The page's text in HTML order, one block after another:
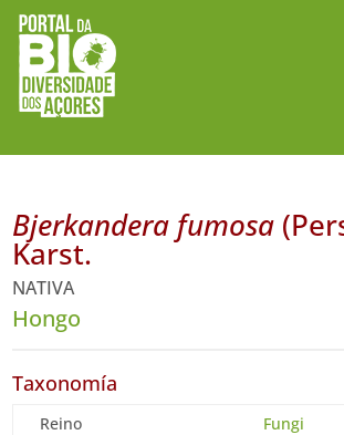
Bjerkandera fumosa
Karst.
NATIVA
Hongo
Taxonomía
Reino
Fungi